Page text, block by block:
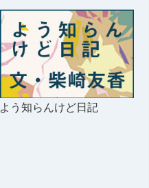
よう知らんけど日記